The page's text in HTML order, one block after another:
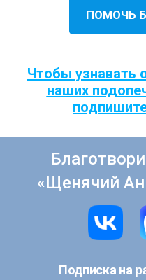
ПОМОЧЬ
Чтобы узнавать
наших
«Щенячий
Подписка на